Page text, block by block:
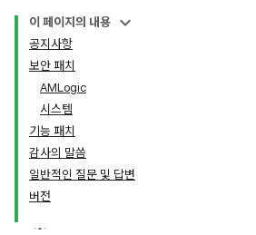
이 페이지의 내용
공지사항
보안 패치
AMLogic
시스템
기능 패치
감사의 말씀
일반적인 질문 및 답변
버전